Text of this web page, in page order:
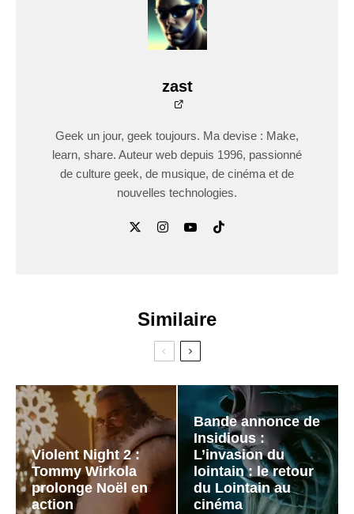
zast
Geek un jour, geek toujours. Ma devise : Make,
learn, share. Auteur web depuis 1996, passionné
de culture geek, de musique, de cinéma et de
nouvelles technologies.
Similaire
Violent Night 2 :
Tommy Wirkola
prolonge Noël en
action
Bande annonce de
Insidious :
L’invasion du
lointain : le retour
du Lointain au
cinéma